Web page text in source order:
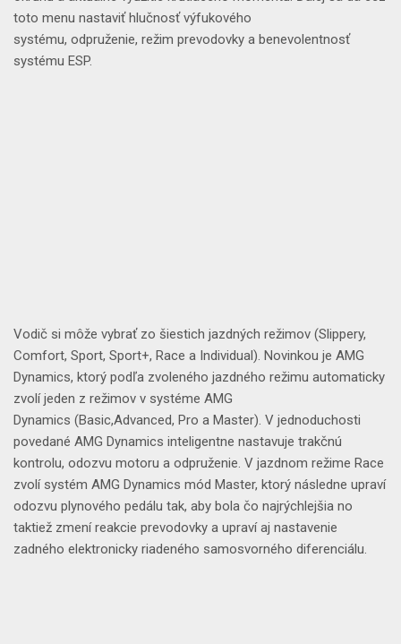
toto menu nastaviťhlučnosť výfukového
systému, odpruženie, režim prevodovky a benevolentnosť
systému ESP.
Vodič si môže vybrať zo šiestich jazdných režimov (Slippery,
Comfort, Sport, Sport+, Race a Individual). Novinkou je AMG
Dynamics, ktorý podľa zvoleného jazdného režimu automaticky
zvolí jeden z režimov v systéme AMG
Dynamics (Basic,Advanced, Pro a Master). V jednoduchosti
povedané AMG Dynamics inteligentne nastavuje trakčnú
kontrolu, odozvu motoru a odpruženie. V jazdnom režime Race
zvolí systém AMG Dynamics mód Master, ktorý následne upraví
odozvu plynového pedálu tak, aby bola čo najrýchlejšia no
taktiež zmení reakcie prevodovky a upraví aj nastavenie
zadného elektronicky riadeného samosvorného diferenciálu.